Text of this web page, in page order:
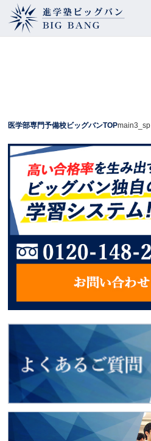
医学部専門予備校ビッグバンTOPmain3_sp
よくあるご質問